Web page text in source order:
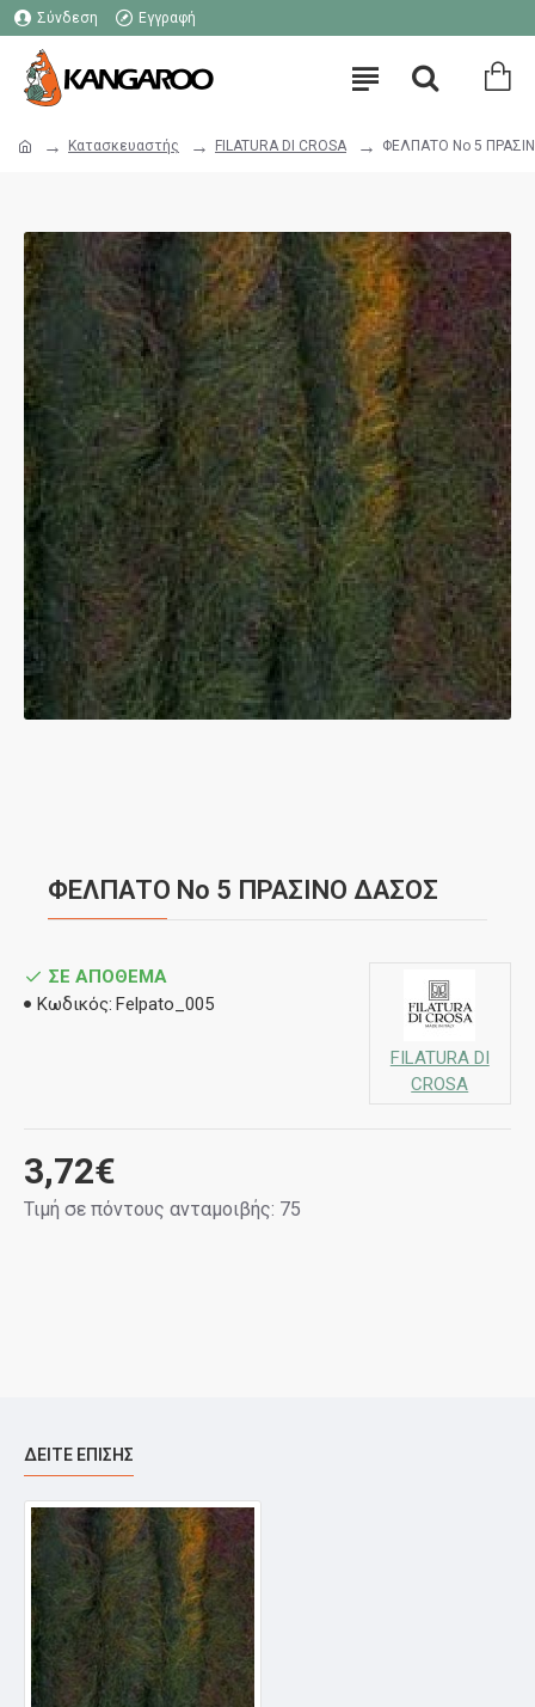
Σύνδεση Εγγραφή
Κατασκευαστής FILATURA DI CROSA ΦΕΛΠΑΤΟ Νο 5
ΦΕΛΠΑΤΟ Νο 5 ΠΡΑΣΙΝΟ ΔΑΣΟΣ
3,72€
Τιμή σε πόντους ανταμοιβής: 75
ΣΕ ΑΠΌΘΕΜΑ
Κωδικός: Felpato_005
FILATURA DI
CROSA
ΔΕΊΤΕ ΕΠΊΣΗΣ